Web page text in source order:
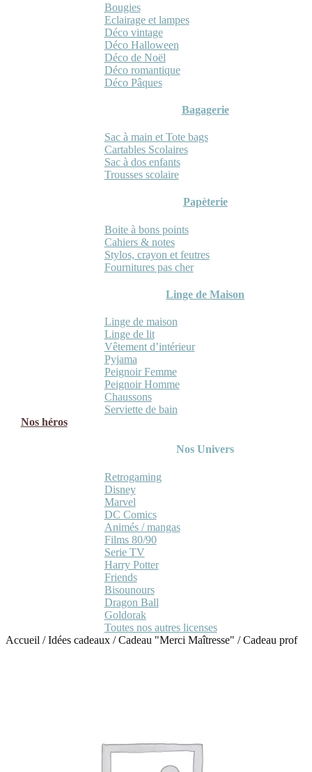
Bougies
Eclairage et lampes
Déco vintage
Déco Halloween
Déco de Noël
Déco romantique
Déco Pâques
Bagagerie
Sac à main et Tote bags
Cartables Scolaires
Sac à dos enfants
Trousses scolaire
Papèterie
Boite à bons points
Cahiers & notes
Stylos, crayon et feutres
Fournitures pas cher
Linge de Maison
Linge de maison
Linge de lit
Vêtement d’intérieur
Pyjama
Peignoir Femme
Peignoir Homme
Chaussons
Serviette de bain
Nos héros
Nos Univers
Retrogaming
Disney
Marvel
DC Comics
Animés / mangas
Films 80/90
Serie TV
Harry Potter
Friends
Bisounours
Dragon Ball
Goldorak
Toutes nos autres licenses
Accueil /Idées cadeaux /Cadeau "Merci Maîtresse" /Cadeau prof